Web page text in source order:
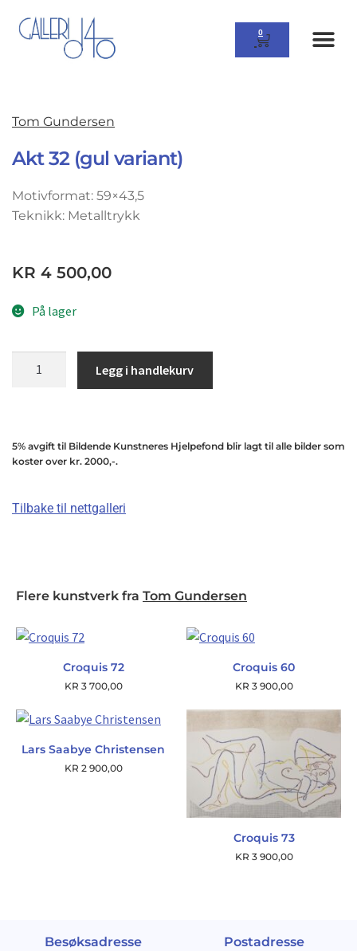
0
Tom Gundersen
Akt 32 (gul variant)
Motivformat: 59×43,5
Teknikk: Metalltrykk
KR 4 500,00
På lager
Legg i handlekurv
5% avgift til Bildende Kunstneres Hjelpefond blir lagt til alle bilder som
koster over kr. 2000,-.
Tilbake til nettgalleri
Flere kunstverk fra Tom Gundersen
Croquis 72
KR 3 700,00
Croquis 60
KR 3 900,00
Lars Saabye Christensen
KR 2 900,00
Croquis 73
KR 3 900,00
Besøksadresse Postadresse